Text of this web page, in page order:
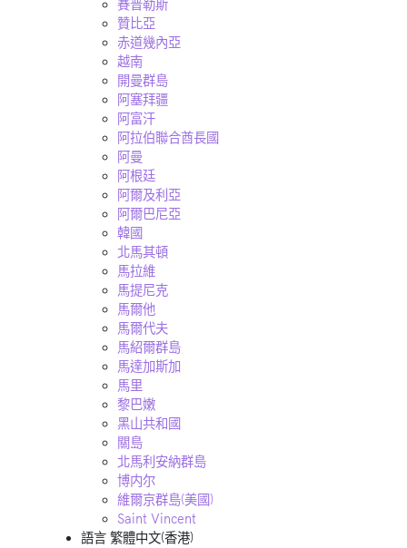
賽普勒斯
贊比亞
赤道幾內亞
越南
開曼群島
阿塞拜疆
阿富汗
阿拉伯聯合酋長國
阿曼
阿根廷
阿爾及利亞
阿爾巴尼亞
韓國
北馬其頓
馬拉維
馬提尼克
馬爾他
馬爾代夫
馬紹爾群島
馬達加斯加
馬里
黎巴嫩
黑山共和國
關島
北馬利安納群島
博内尔
維爾京群島(美國)
Saint Vincent
語言 繁體中文(香港)